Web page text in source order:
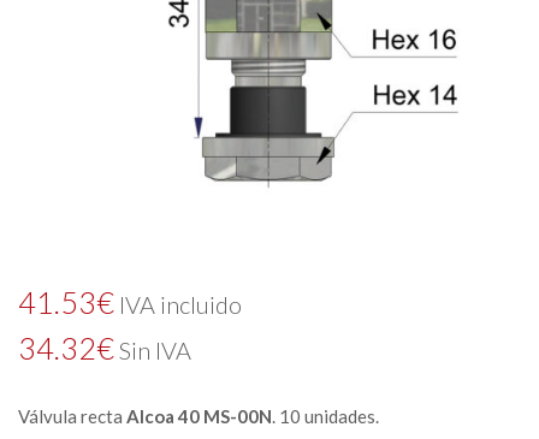
41.53€ IVA incluido
34.32€Sin IVA
Válvula recta Alcoa 40 MS-00N. 10 unidades.